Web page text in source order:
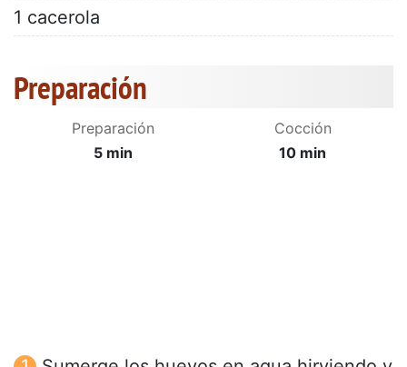
1 cacerola
Preparación
Preparación
5 min
Cocción
10 min